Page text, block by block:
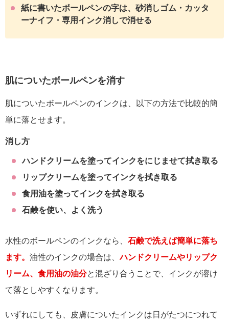
紙に書いたボールペンの字は、砂消しゴム・カッタ
ーナイフ・専用インク消しで消せる
肌についたボールペンを消す
肌についたボールペンのインクは、以下の方法で比較的簡
単に落とせます。
消し方
ハンドクリームを塗ってインクをにじませて拭き取る
リップクリームを塗ってインクを拭き取る
食用油を塗ってインクを拭き取る
石鹸を使い、よく洗う
水性のボールペンのインクなら、 石鹸で洗えば簡単に落ち
ます。 油性のインクの場合は、ハンドクリームやリップク
リーム、食用油の油分と混ざり合うことで、インクが溶け
て落としやすくなります。
いずれにしても、皮膚についたインクは日がたつにつれて